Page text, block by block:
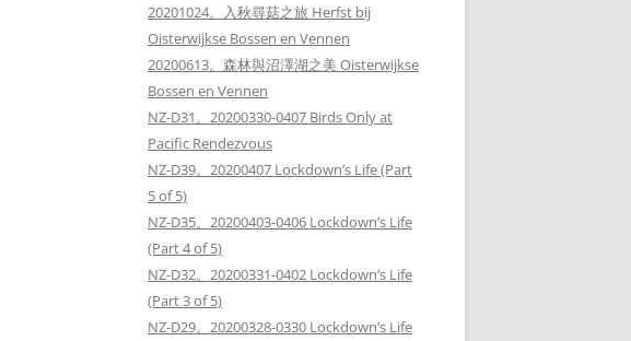
20201024。入秋尋菇之旅 Herfst bij
Oisterwijkse Bossen en Vennen
20200613。森林與沼澤湖之美 Oisterwijkse
Bossen en Vennen
NZ-D31。20200330-0407 Birds Only at
Pacific Rendezvous
NZ-D39。20200407 Lockdown’s Life (Part
5 of 5)
NZ-D35。20200403-0406 Lockdown’s Life
(Part 4 of 5)
NZ-D32。20200331-0402 Lockdown’s Life
(Part 3 of 5)
NZ-D29。20200328-0330 Lockdown’s Life